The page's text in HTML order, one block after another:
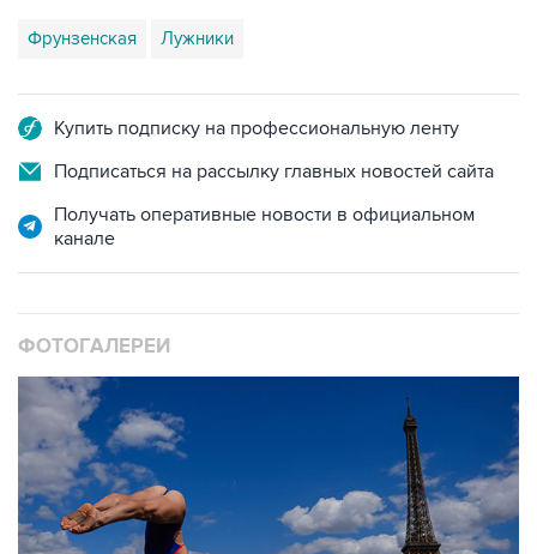
Подписаться на рассылку главных новостей сайта
Получать оперативные новости в официальном